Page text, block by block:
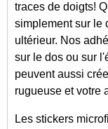
traces de doigts!
simplement sur le
ultérieur. Nos
sur le dos ou sur
peuvent aussi
rugueuse et votre
Les stickers